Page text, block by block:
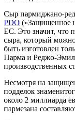
Сыр пармиджано-
PDO («Защищенное
ЕС. Это значит, что
сыра, который
быть изготовлен
Парма и Реджо-
производственных
Несмотря на
подделок
около 2 миллиарда
пармезана